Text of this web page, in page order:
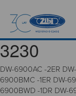
3230
DW-6900AC -2ER
6900BMC -1ER DW-
6900BWD -1DR DW-